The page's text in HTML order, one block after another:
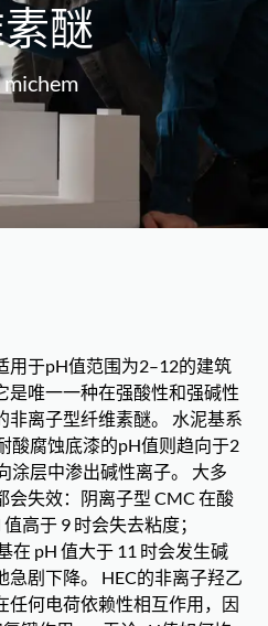
醚
michem
用于pH值范围为2–12的建筑
是唯一一种在强酸性和强碱性
非离子型纤维素醚。 水泥基系
酸腐蚀底漆的pH值则趋向于2
涂层中渗出碱性离子。 大多
会失效：阴离子型 CMC 在酸
高于 9 时会失去粘度；
在 pH 值大于 11 时会发生碱
剧下降。 HEC的非离子羟乙
任何电荷依赖性相互作用，因